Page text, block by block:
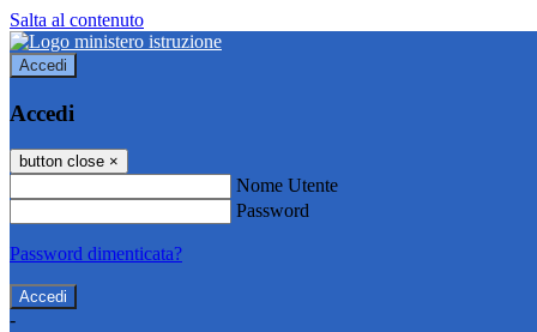
Salta al contenuto
Accedi
Accedi
button close ×
Nome Utente
Password
Password dimenticata?
-